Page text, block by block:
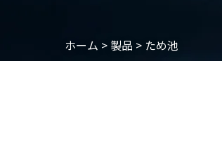
ホーム > 製品 > ため池